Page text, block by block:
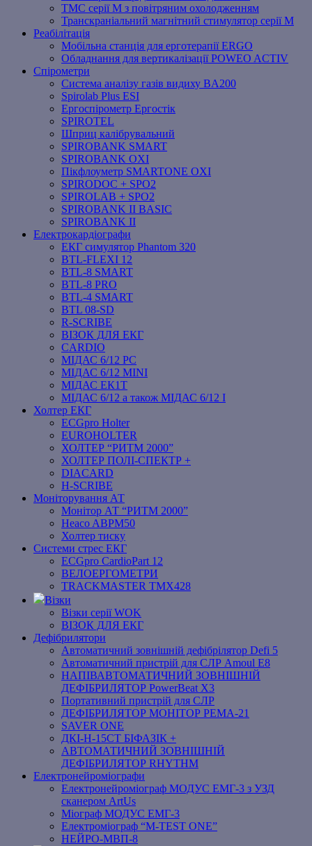
ТМС серії M з повітряним охолодженням
Транскраніальний магнітний стимулятор серії M
Реабілітація
Мобільна станція для ерготерапії ERGO
Обладнання для вертикалізації POWEO ACTIV
Спірометри
Система аналізу газів видиху BA200
Spirolab Plus ESI
Ергоспірометр Ергостік
SPIROTEL
Шприц калібрувальний
SPIROBANK SMART
SPIROBANK OXI
Пікфлоуметр SMARTONE OXI
SPIRODOC + SPO2
SPIROLAB + SPO2
SPIROBANK II BASIC
SPIROBANK II
Електрокардіографи
ЕКГ симулятор Phantom 320
BTL-FLEXI 12
BTL-8 SMART
BTL-8 PRO
BTL-4 SMART
BTL 08-SD
R-SCRIBE
ВІЗОК ДЛЯ ЕКГ
CARDIO
МІДАС 6/12 PC
МІДАС 6/12 MINI
МІДАС ЕК1Т
МІДАС 6/12 а також МІДАС 6/12 І
Холтер ЕКГ
ECGpro Holter
EUROHOLTER
ХОЛТЕР “РИТМ 2000”
ХОЛТЕР ПОЛІ-СПЕКТР +
DIACARD
H-SCRIBE
Моніторування АТ
Монітор АТ “РИТМ 2000”
Heaco ABPM50
Холтер тиску
Системи стрес ЕКГ
ECGpro CardioPart 12
ВЕЛОЕРГОМЕТРИ
TRACKMASTER TMX428
Візки
Візки серії WOK
ВІЗОК ДЛЯ ЕКГ
Дефібрилятори
Автоматичний зовнішній дефібрілятор Defi 5
Автоматичний пристрій для СЛР Amoul E8
НАПІВАВТОМАТИЧНИЙ ЗОВНІШНІЙ
ДЕФІБРИЛЯТОР PowerBeat X3
Портативний пристрій для СЛР
ДЕФІБРИЛЯТОР МОНІТОР РЕМА-21
SAVER ONE
ДКІ-Н-15СТ БІФАЗІК +
АВТОМАТИЧНИЙ ЗОВНІШНІЙ
ДЕФІБРИЛЯТОР RHYTHM
Електронейроміографи
Електронейроміограф МОДУС ЕМГ-3 з УЗД
сканером ArtUs
Міограф МОДУС ЕМГ-3
Електроміограф “M-TEST ONE”
НЕЙРО-МВП-8